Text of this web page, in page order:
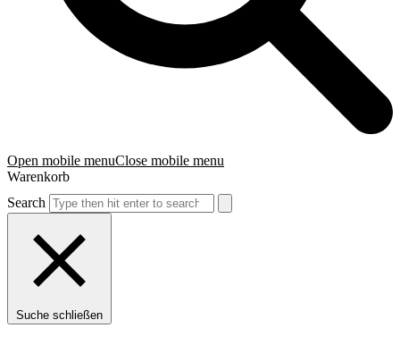
Open mobile menuClose mobile menu
Warenkorb
Search
Suche schließen